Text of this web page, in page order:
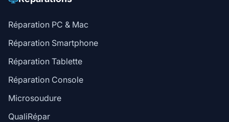
Réparation PC & Mac
Réparation Smartphone
Réparation Tablette
Réparation Console
Microsoudure
QualiRépar